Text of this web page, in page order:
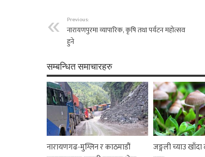
Previous:
नारायणपुरमा व्यापारिक, कृषि तथा पर्यटन महोत्सव
हुने
सम्बन्धित समाचारहरु
नारायणगढ-मुग्लिन र काठमाडौं
जङ्गली च्याउ